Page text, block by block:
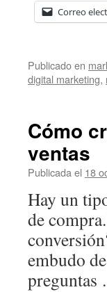
Correo
Publicado en
digital marketing,
Cómo
ventas
Publicada el 18
Hay un
de
embudo